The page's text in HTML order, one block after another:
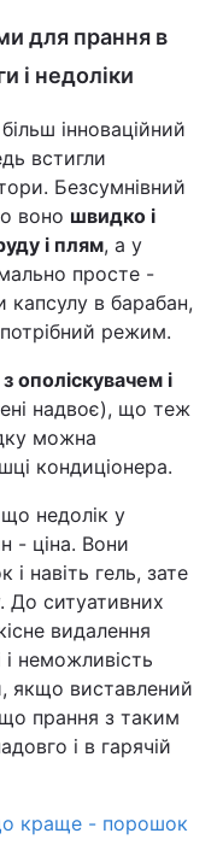
для прання в
і недоліки
інноваційний
встигли
Безсумнівний
воно швидко і
і плям, а у
просте -
капсулу в барабан,
режим.
з ополіскувачем і
надвоє), що теж
можна
кондиціонера.
недолік у
- ціна. Вони
навіть гель, зате
До ситуативних
видалення
неможливість
якщо виставлений
прання з таким
і в гарячій
краще - порошок